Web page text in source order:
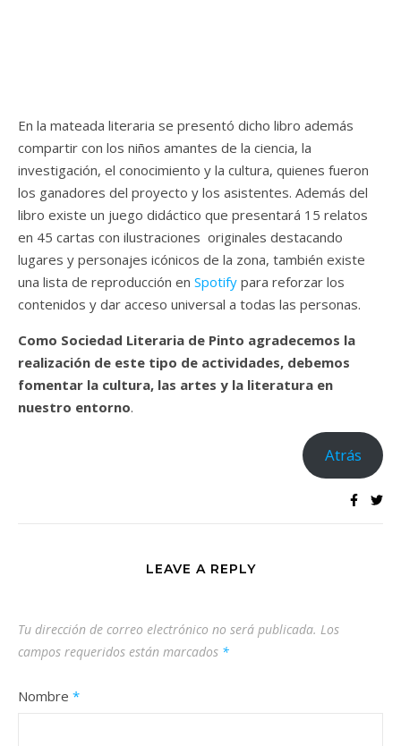
En la mateada literaria se presentó dicho libro además
compartir con los niños amantes de la ciencia, la
investigación, el conocimiento y la cultura, quienes fueron
los ganadores del proyecto y los asistentes. Además del
libro existe un juego didáctico que presentará 15 relatos
en 45 cartas con ilustraciones originales destacando
lugares y personajes icónicos de la zona, también existe
una lista de reproducción en Spotify para reforzar los
contenidos y dar acceso universal a todas las personas.
Como Sociedad Literaria de Pinto agradecemos la
realización de este tipo de actividades, debemos
fomentar la cultura, las artes y la literatura en
nuestro entorno.
Atrás
LEAVE A REPLY
Tu dirección de correo electrónico no será publicada. Los
campos requeridos están marcados *
Nombre *